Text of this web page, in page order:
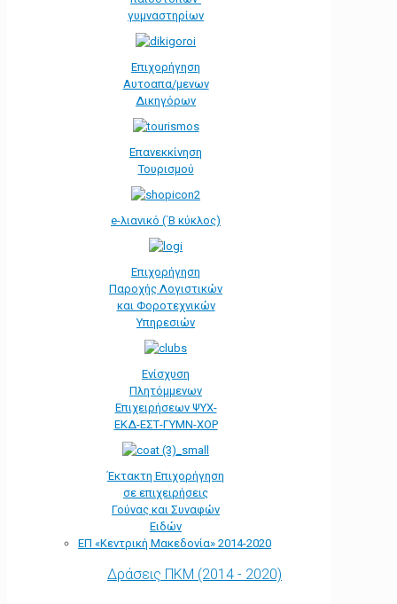
γυμναστηρίων
Επιχορήγηση
Αυτοαπα/μενων
Δικηγόρων
Επανεκκίνηση
Τουρισμού
e-λιανικό (΄Β κύκλος)
Επιχορήγηση
Παροχής Λογιστικών
και Φοροτεχνικών
Υπηρεσιών
Ενίσχυση
Πλητόμμενων
Επιχειρήσεων ΨΥΧ-
ΕΚΔ-ΕΣΤ-ΓΥΜΝ-ΧΟΡ
Έκτακτη Επιχορήγηση
σε επιχειρήσεις
Γούνας και Συναφών
Ειδών
ΕΠ «Kεντρική Μακεδονία» 2014-2020
Δράσεις ΠΚΜ (2014 - 2020)